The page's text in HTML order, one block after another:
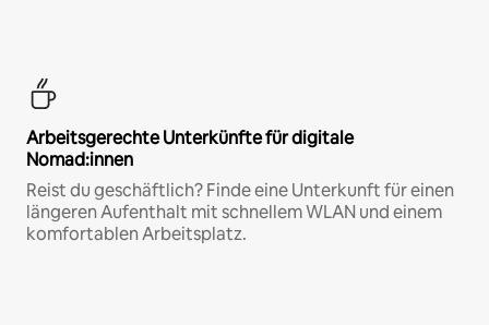
Arbeitsgerechte Unterkünfte für digitale
Nomad:innen
Reist du geschäftlich? Finde eine Unterkunft für einen
längeren Aufenthalt mit schnellem WLAN und einem
komfortablen Arbeitsplatz.